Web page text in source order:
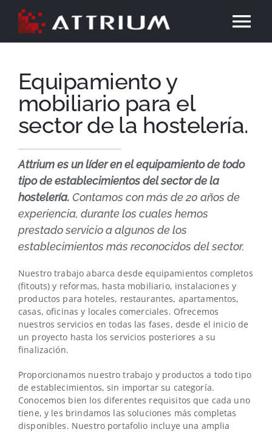
Attrium
Proyectos
Inteligencia Artificial
Equipamiento y
mobiliario para el
sector de la hostelería.
Attrium es un líder en el equipamiento de todo
tipo de establecimientos del sector de la
hostelería. Contamos con más de 20 años de
experiencia, durante los cuales hemos
prestado servicio a algunos de los
establecimientos más reconocidos del sector.
Nuestro trabajo abarca desde equipamientos completos
(fitouts) y reformas, hasta mobiliario, instalaciones y
productos para hoteles, restaurantes, apartamentos,
casas, oficinas y locales comerciales. Ofrecemos
nuestros servicios en todas las fases, desde el inicio de
un proyecto hasta los servicios posteriores a su
finalización.
Proporcionamos nuestro trabajo y productos a todo tipo
de establecimientos, sin importar su categoría.
Conocemos bien los diferentes requisitos que cada uno
tiene, y les brindamos las soluciones más completas
disponibles. Nuestro portafolio incluye una amplia